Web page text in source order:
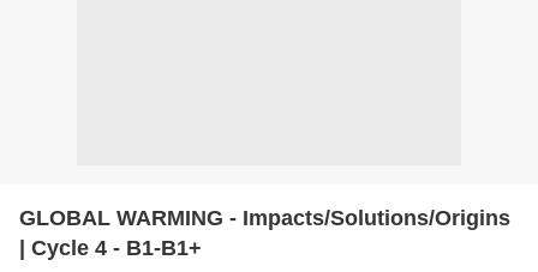
GLOBAL WARMING - Impacts/Solutions/Origins
| Cycle 4 - B1-B1+